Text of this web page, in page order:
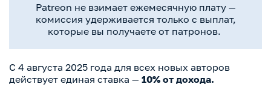
Patreon не взимает ежемесячную плату —
комиссия удерживается только с выплат,
которые вы получаете от патронов.
С 4 августа 2025 года для всех новых авторов
действует единая ставка — 10% от дохода.